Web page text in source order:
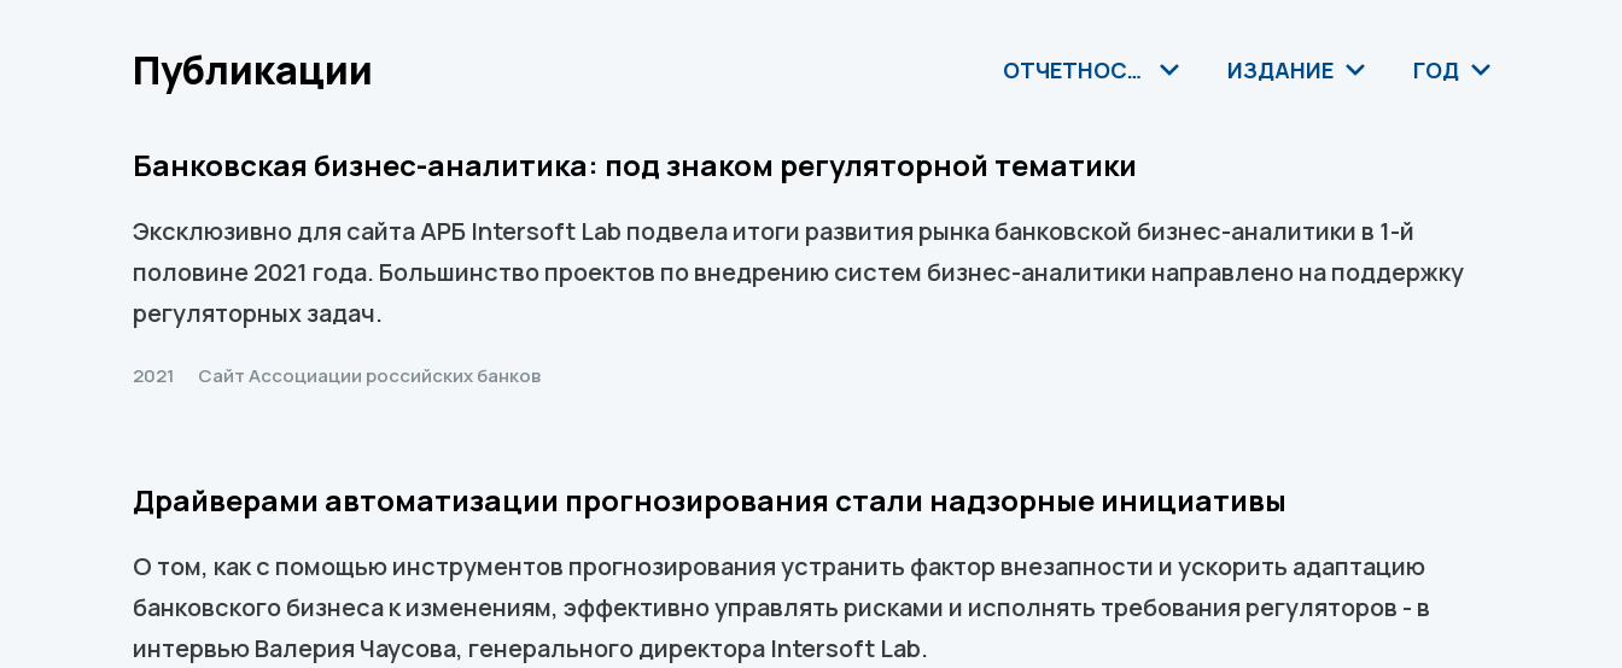
Публикации ОТЧЕТНОСТЬ ДЛЯ РЕГУЛЯТОРОВ ИЗДАНИЕ ГОД
Банковская бизнес-аналитика: под знаком регуляторной тематики
Эксклюзивно для сайта АРБ Intersoft Lab подвела итоги развития рынка банковской бизнес-аналитики в 1-й
половине 2021 года. Большинство проектов по внедрению систем бизнес-аналитики направлено на поддержку
регуляторных задач.
2021 Сайт Ассоциации российских банков
Драйверами автоматизации прогнозирования стали надзорные инициативы
О том, как с помощью инструментов прогнозирования устранить фактор внезапности и ускорить адаптацию
банковского бизнеса к изменениям, эффективно управлять рисками и исполнять требования регуляторов - в
интервью Валерия Чаусова, генерального директора Intersoft Lab.